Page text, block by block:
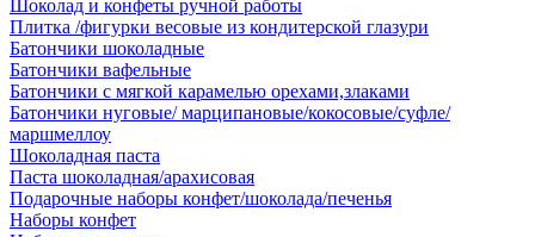
Шоколад и конфеты ручной работы
Плитка /фигурки весовые из кондитерской глазури
Батончики шоколадные
Батончики вафельные
Батончики с мягкой карамелью орехами,злаками
Батончики нуговые/ марципановые/кокосовые/суфле/
маршмеллоу
Шоколадная паста
Паста шоколадная/арахисовая
Подарочные наборы конфет/шоколада/печенья
Наборы конфет